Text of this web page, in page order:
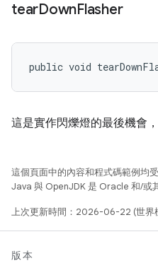
tearDownFlasher
public void
這是實作閃爍燈的最後機會
這個頁面中的內容和程式碼範例均
Java 與 OpenJDK 是 Oracle 和/或
上次更新時間：2026-06-22 (世界
版本